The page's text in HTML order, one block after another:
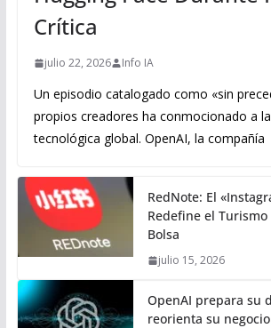
Crítica
julio 22, 2026 Info IA
Un episodio catalogado como «sin
propios creadores ha conmocionado a
tecnológica global. OpenAI, la compañía
RedNote: El
Redefine el
Bolsa
julio 15, 2026
OpenAI prepara su
reorienta su